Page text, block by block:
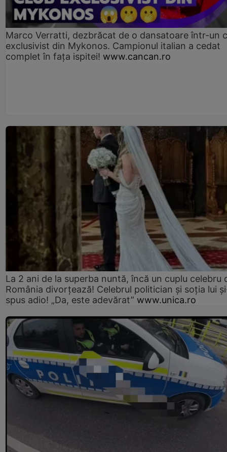
Marco Verratti, dezbrăcat de o dansatoare într-un
exclusivist din Mykonos. Campionul italian a cedat
complet în fața ispitei! www.cancan.ro
La 2 ani de la superba nuntă, încă un cuplu celebru
România divorțează! Celebrul politician și soția lui
spus adio! „Da, este adevărat” www.unica.ro